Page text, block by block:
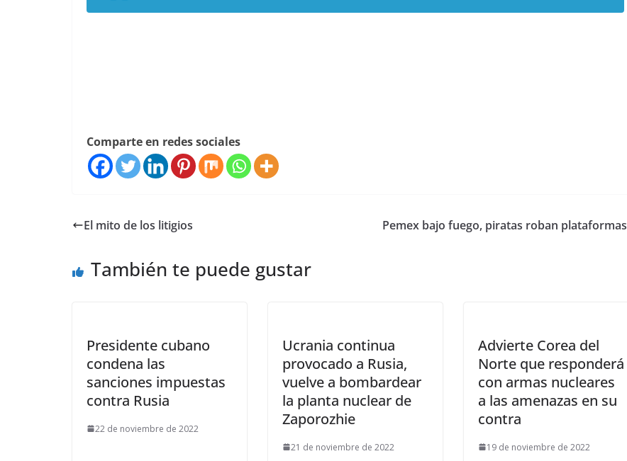
Comparte en redes sociales
El mito de los litigios Pemex bajo fuego, piratas roban plataformas
También te puede gustar
Presidente cubano
condena las
sanciones impuestas
contra Rusia
22 de noviembre de 2022
Ucrania continua
provocado a Rusia,
vuelve a bombardear
la planta nuclear de
Zaporozhie
21 de noviembre de 2022
Advierte Corea del
Norte que responderá
con armas nucleares
a las amenazas en su
contra
19 de noviembre de 2022